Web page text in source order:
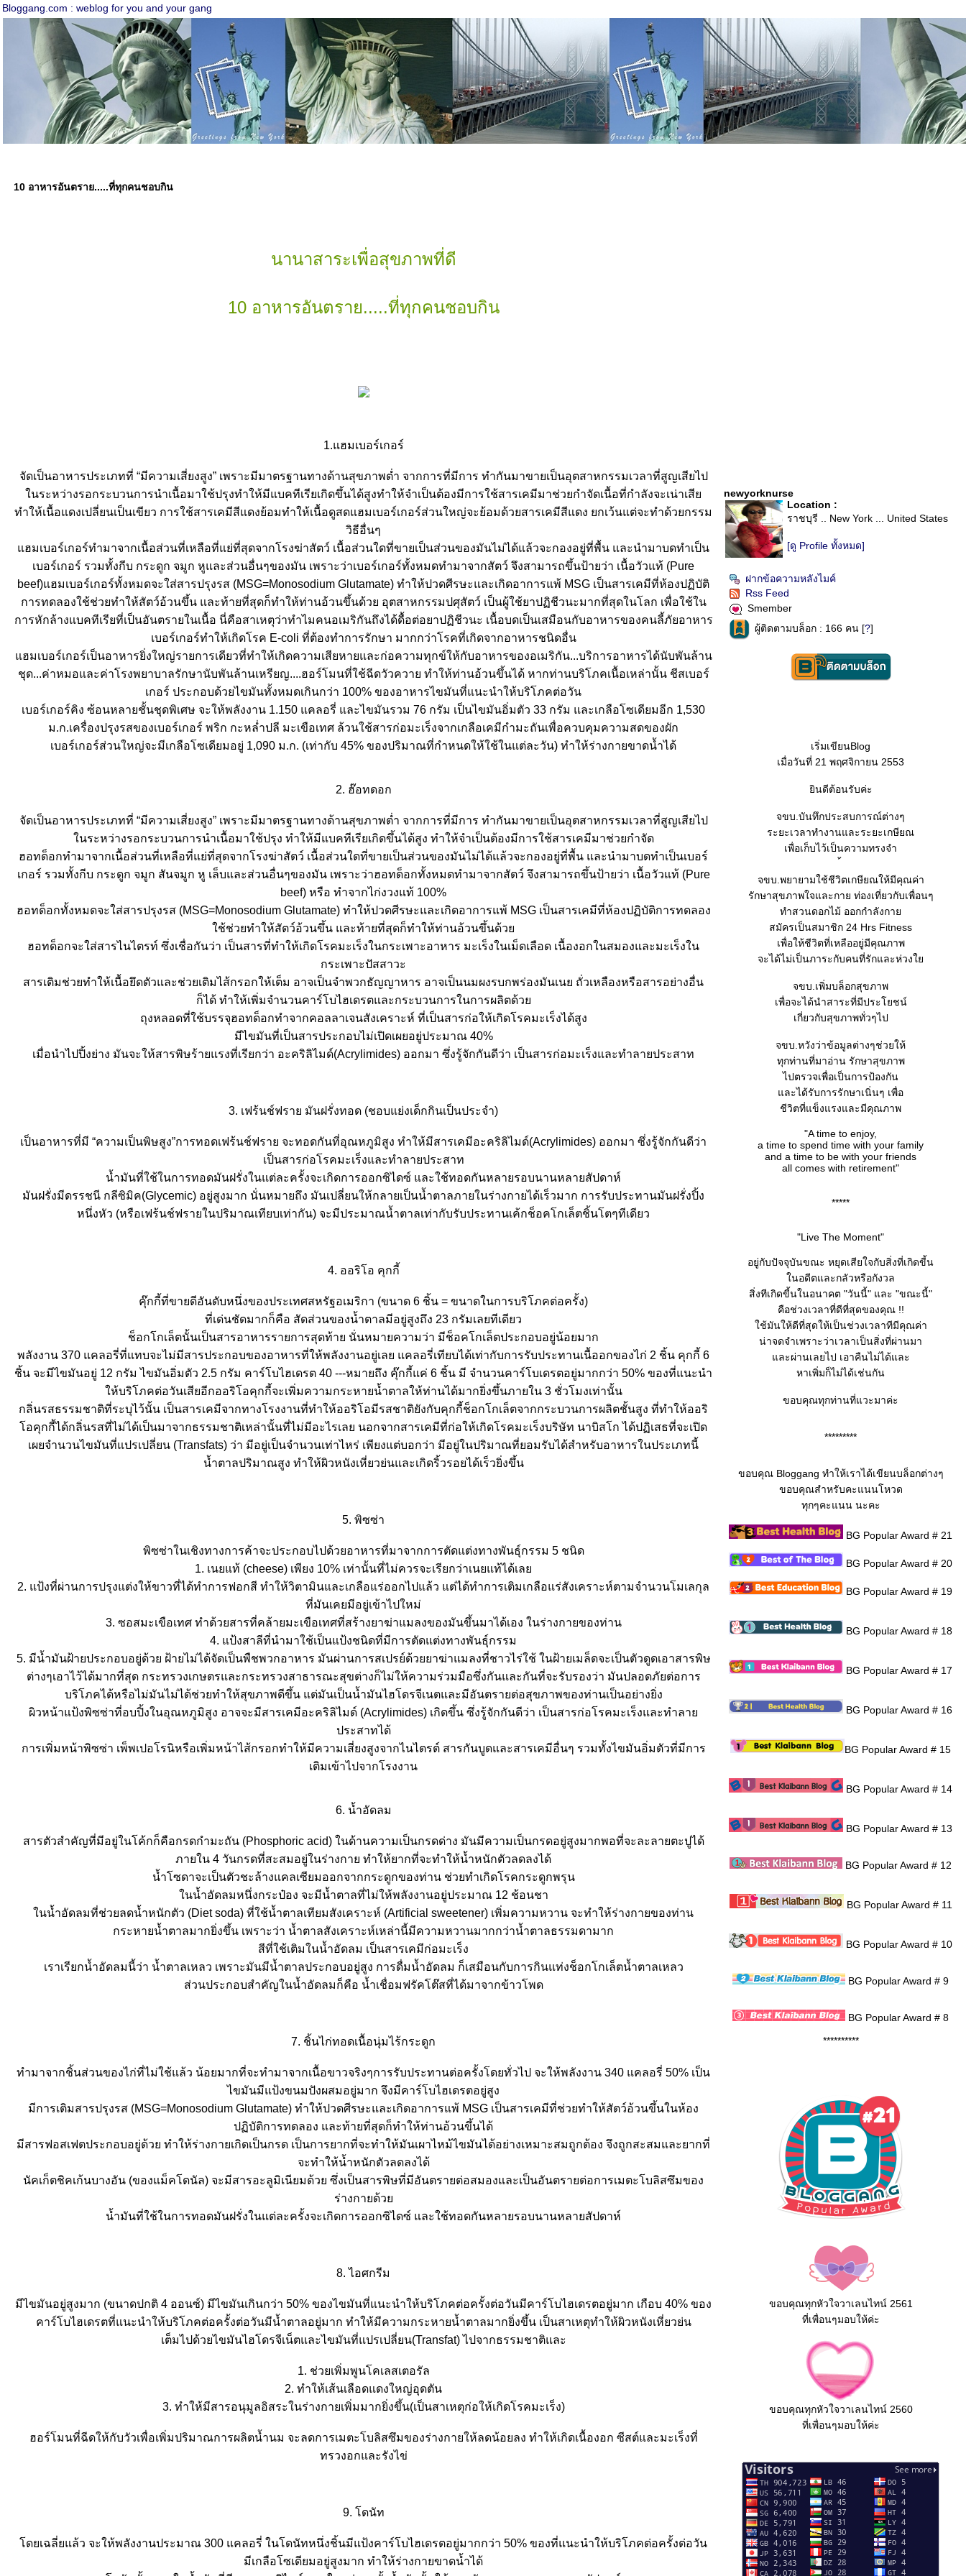
Bloggang.com : weblog for you and your gang
10 อาหารอันตราย.....ที่ทุกคนชอบกิน
นานาสาระเพื่อสุขภาพที่ดี
10 อาหารอันตราย.....ที่ทุกคนชอบกิน
1.แฮมเบอร์เกอร์
จัดเป็นอาหารประเภทที่ “มีความเสี่ยงสูง” เพราะมีมาตรฐานทางด้านสุขภาพต่ำ จากการที่มีการ ทำกันมาขายเป็นอุตสาหกรรมเวลาที่สูญเสียไป
นระหว่างรอกระบวนการนำเนื้อมาใช้ปรุงทำให้มีแบคทีเรียเกิดขึ้นได้สูงทำให้จำเป็นต้องมีการใช้สารเคมีมาช่วยกำจัดเนื้อที่กำลังจะเน่าเสี
ทำให้เนื้อแดงเปลี่ยนเป็นเขียว การใช้สารเคมีสีแดงย้อมทำให้เนื้อดูสดแฮมเบอร์เกอร์ส่วนใหญ่จะย้อมด้วยสารเคมีสีแดง ยกเว้นแต่จะทำด้วยกรรม
วิธีอื่นๆ
ฮมเบอร์เกอร์ทำมาจากเนื้อส่วนที่เหลือที่แย่ที่สุดจากโรงฆ่าสัตว์ เนื้อส่วนใดที่ขายเป็นส่วนของมันไม่ได้แล้วจะกองอยู่ที่พื้น และนำมาบดทำเป็น
เบอร์เกอร์ รวมทั้งกีบ กระดูก จมูก หูและส่วนอื่นๆของมัน เพราะว่าเบอร์เกอร์ทั้งหมดทำมาจากสัตว์ จึงสามารถขึ้นป้ายว่า เนื้อวัวแท้ (Pure
beef)แฮมเบอร์เกอร์ทั้งหมดจะใส่สารปรุงรส (MSG=Monosodium Glutamate) ทำให้ปวดศีรษะและเกิดอาการแพ้ MSG เป็นสารเคมีที่ห้องปฏิบัติ
การทดลองใช้ช่วยทำให้สัตว์อ้วนขึ้น และท้ายที่สุดก็ทำให้ท่านอ้วนขึ้นด้วย อุตสาหกรรมปศุสัตว์ เป็นผู้ใช้ยาปฏิชีวนะมากที่สุดในโลก เพื่อใช้ใน
การหักล้างแบคทีเรียที่เป็นอันตรายในเนื้อ นี่คือสาเหตุว่าทำไมคนอเมริกันถึงได้ดื้อต่อยาปฏิชีวนะ เนื้อบดเป็นเสมือนกับอาหารของคนลี้ภัยอาหาร
เบอร์เกอร์ทำให้เกิดโรค E-coli ที่ต้องทำการรักษา มากกว่าโรคที่เกิดจากอาหารชนิดอื่น
ฮมเบอร์เกอร์เป็นอาหารยิ่งใหญ่รายการเดียวที่ทำให้เกิดความเสียหายและก่อความทุกข์ให้กับอาหารของอเมริกัน...บริการอาหารได้นับพันล้าน
ชุด...ค่าหมอและค่าโรงพยาบาลรักษานับพันล้านเหรียญ....ฮอร์โมนที่ใช้ฉีดวัวควาย ทำให้ท่านอ้วนขึ้นได้ หากท่านบริโภคเนื้อเหล่านั้น ชีสเบอร์
เกอร์ ประกอบด้วยไขมันทั้งหมดเกินกว่า 100% ของอาหารไขมันที่แนะนำให้บริโภคต่อวัน
เบอร์เกอร์คิง ซ้อนหลายชั้นชุดพิเศษ จะให้พลังงาน 1.150 แคลอรี่ และไขมันรวม 76 กรัม เป็นไขมันอิ่มตัว 33 กรัม และเกลือโซเดียมอีก 1,530
ม.ก.เครื่องปรุงรสของเบอร์เกอร์ พริก กะหล่ำปลี มะเขือเทศ ล้วนใช้สารก่อมะเร็งจากเกลือเคมีกำมะถันเพื่อควบคุมความสดของผัก
เบอร์เกอร์ส่วนใหญ่จะมีเกลือโซเดียมอยู่ 1,090 ม.ก. (เท่ากับ 45% ของปริมาณที่กำหนดให้ใช้ในแต่ละวัน) ทำให้ร่างกายขาดน้ำได้
2. ฮ๊อทดอก
จัดเป็นอาหารประเภทที่ “มีความเสี่ยงสูง” เพราะมีมาตรฐานทางด้านสุขภาพต่ำ จากการที่มีการ ทำกันมาขายเป็นอุตสาหกรรมเวลาที่สูญเสียไป
นระหว่างรอกระบวนการนำเนื้อมาใช้ปรุง ทำให้มีแบคทีเรียเกิดขึ้นได้สูง ทำให้จำเป็นต้องมีการใช้สารเคมีมาช่วยกำจัด
ฮอทด็อกทำมาจากเนื้อส่วนที่เหลือที่แย่ที่สุดจากโรงฆ่าสัตว์ เนื้อส่วนใดที่ขายเป็นส่วนของมันไม่ได้แล้วจะกองอยู่ที่พื้น และนำมาบดทำเป็นเบอร์
เกอร์ รวมทั้งกีบ กระดูก จมูก สันจมูก หู เล็บและส่วนอื่นๆของมัน เพราะว่าฮอทด็อกทั้งหมดทำมาจากสัตว์ จึงสามารถขึ้นป้ายว่า เนื้อวัวแท้ (Pure
beef) หรือ ทำจากไก่งวงแท้ 100%
ฮอทด็อกทั้งหมดจะใส่สารปรุงรส (MSG=Monosodium Glutamate) ทำให้ปวดศีรษะและเกิดอาการแพ้ MSG เป็นสารเคมีที่ห้องปฏิบัติการทดลอง
ช้ช่วยทำให้สัตว์อ้วนขึ้น และท้ายที่สุดก็ทำให้ท่านอ้วนขึ้นด้ว
ฮอทด็อกจะใส่สารไนไตรท์ ซึ่งเชื่อกันว่า เป็นสารที่ทำให้เกิดโรคมะเร็งในกระเพาะอาหาร มะเร็งในเม็ดเลือด เนื้องอกในสมองและมะเร็งใน
กระเพาะปัสสาวะ
สารเติมช่วยทำให้เนื้อยึดตัวและช่วยเติมไส้กรอกให้เต็ม อาจเป็นจำพวกธัญญาหาร อาจเป็นนมผงรบกพร่องมันเนย ถั่วเหลืองหรือสารอย่างอื่น
ก็ได้ ทำให้เพิ่มจำนวนคาร์โบไฮเดรตและกระบวนการในการผลิตด้ว
ถุงหลอดที่ใช้บรรจุฮอทด็อกทำจากคอลลาเจนสังเคราะห์ ที่เป็นสารก่อให้เกิดโรคมะเร็งได้สูง
มีไขมันที่เป็นสารประกอบไม่เปิดเผยอยู่ประมาณ 40%
เมื่อนำไปปิ้งย่าง มันจะให้สารพิษร้ายแรงที่เรียกว่า อะคริลิไมด์(Acrylimides) ออกมา ซึ่งรู้จักกันดีว่า เป็นสารก่อมะเร็งและทำลายประสาท
3. เฟร้นช์ฟราย มันฝรั่งทอด (ชอบแย่งเด็กกินเป็นประจำ)
เป็นอาหารที่มี “ความเป็นพิษสูง”การทอดเฟร้นช์ฟราย จะทอดกันที่อุณหภูมิสูง ทำให้มีสารเคมีอะคริลิไมด์(Acrylimides) ออกมา ซึ่งรู้จักกันดีว่า
เป็นสารก่อโรคมะเร็งและทำลายประสาท
น้ำมันที่ใช้ในการทอดมันฝรั่งในแต่ละครั้งจะเกิดการออกซิไดซ์ และใช้ทอดกันหลายรอบนานหลายสัปดาห์
มันฝรั่งมีดรรชนี กลีซิมิค(Glycemic) อยู่สูงมาก นั่นหมายถึง มันเปลี่ยนให้กลายเป็นน้ำตาลภายในร่างกายได้เร็วมาก การรับประทานมันฝรั่งปิ้ง
หนึ่งหัว (หรือเฟร้นช์ฟรายในปริมาณเทียบเท่ากัน) จะมีประมาณน้ำตาลเท่ากับรับประทานเค้กช็อคโกเล็ตชิ้นโตๆทีเดียว
4. ออริโอ คุกกี้
คุ๊กกี้ที่ขายดีอันดับหนึ่งของประเทศสหรัฐอเมริกา (ขนาด 6 ชิ้น = ขนาดในการบริโภคต่อครั้ง)
ที่เด่นชัดมากก็คือ สัดส่วนของน้ำตาลมีอยู่สูงถึง 23 กรัมเลยทีเดียว
ช็อกโกเล็ตนั้นเป็นสารอาหารรายการสุดท้าย นั่นหมายความว่า มีช็อคโกเล็ตประกอบอยู่น้อยมาก
พลังงาน 370 แคลอรี่ที่แทบจะไม่มีสารประกอบของอาหารที่ให้พลังงานอยู่เลย แคลอรี่เทียบได้เท่ากับการรับประทานเนื้ออกของไก่ 2 ชิ้น คุกกี้ 6
ชิ้น จะมีไขมันอยู่ 12 กรัม ไขมันอิ่มตัว 2.5 กรัม คาร์โบไฮเดรต 40 ---หมายถึง คุ๊กกี้แค่ 6 ชิ้น มี จำนวนคาร์โบเดรตอยู่มากกว่า 50% ของที่แนะนำ
ห้บริโภคต่อวันเสียอีกออริโอคุกกี้จะเพิ่มความกระหายน้ำตาลให้ท่านได้มากยิ่งขึ้นภายใน 3 ชั่วโมงเท่านั้น
กลิ่นรสธรรมชาติที่ระบุไว้นั้น เป็นสารเคมีจากทางโรงงานที่ทำให้ออริโอมีรสชาติยังกับคุกกี้ช็อกโกเล็ตจากกระบวนการผลิตชั้นสูง ที่ทำให้ออริ
อคุกกี้ได้กลิ่นรสที่ไม่ได้เป็นมาจากธรรมชาติเหล่านั้นที่ไม่มีอะไรเลย นอกจากสารเคมีที่ก่อให้เกิดโรคมะเร็งบริษัท นาบิสโก ได้ปฏิเสธที่จะเปิด
เผยจำนวนไขมันที่แปรเปลี่ยน (Transfats) ว่า มีอยู่เป็นจำนวนเท่าไหร่ เพียงแต่บอกว่า มีอยู่ในปริมาณที่ยอมรับได้สำหรับอาหารในประเภทนี้
น้ำตาลปริมาณสูง ทำให้ผิวหนังเหี่ยวย่นและเกิดริ้วรอยได้เร็วยิ่งขึ้น
5. พิซซ่า
พิซซ่าในเชิงทางการค้าจะประกอบไปด้วยอาหารที่มาจากการตัดแต่งทางพันธุ์กรรม 5 ชนิด
1. เนยแท้ (cheese) เพียง 10% เท่านั้นที่ไม่ควรจะเรียกว่าเนยแท้ได้เล
2. แป้งที่ผ่านการปรุงแต่งให้ขาวที่ได้ทำการฟอกสี ทำให้วิตามินและเกลือแร่ออกไปแล้ว แต่ได้ทำการเติมเกลือแร่สังเคราะห์ตามจำนวนโมเลกุล
ที่มันเคยมีอยู่เข้าไปใหม่
3. ซอสมะเขือเทศ ทำด้วยสารที่คล้ายมะเขือเทศที่สร้างยาฆ่าแมลงของมันขึ้นมาได้เอง ในร่างกายของท่าน
4. แป้งสาลีที่นำมาใช้เป็นแป้งชนิดที่มีการตัดแต่งทางพันธุ์กรรม
5. มีน้ำมันฝ้ายประกอบอยู่ด้วย ฝ้ายไม่ได้จัดเป็นพืชพวกอาหาร มันผ่านการสเปรย์ด้วยยาฆ่าแมลงที่ชาวไร่ใช้ ในฝ้ายเมล็ดจะเป็นตัวดูดเอาสารพิษ
ต่างๆเอาไว้ได้มากที่สุด กระทรวงเกษตรและกระทรวงสาธารณะสุขต่างก็ไม่ให้ความร่วมมือซึ่งกันและกันที่จะรับรองว่า มันปลอดภัยต่อการ
บริโภคได้หรือไม่มันไม่ได้ช่วยทำให้สุขภาพดีขึ้น แต่มันเป็นน้ำมันไฮโดรจีเนตและมีอันตรายต่อสุขภาพของท่านเป็นอย่างยิ่ง
ผิวหน้าแป้งพิซซ่าที่อบปิ้งในอุณหภูมิสูง อาจจะมีสารเคมีอะคริลิไมด์ (Acrylimides) เกิดขึ้น ซึ่งรู้จักกันดีว่า เป็นสารก่อโรคมะเร็งและทำลา
ประสาทได้
การเพิ่มหน้าพิซซ่า เพ็พเปอโรนิหรือเพิ่มหน้าไส้กรอกทำให้มีความเสี่ยงสูงจากไนไตรต์ สารกันบูดและสารเคมีอื่นๆ รวมทั้งไขมันอิ่มตัวที่มีการ
เติมเข้าไปจากโรงงาน
6. น้ำอัดลม
สารตัวสำคัญที่มีอยู่ในโค้กก็คือกรดกำมะถัน (Phosphoric acid) ในด้านความเป็นกรดด่าง มันมีความเป็นกรดอยู่สูงมากพอที่จะละลายตะปูได้
ภายใน 4 วันกรดที่สะสมอยู่ในร่างกาย ทำให้ยากที่จะทำให้น้ำหนักตัวลดลงได้
น้ำโซดาจะเป็นตัวชะล้างแคลเซียมออกจากกระดูกของท่าน ช่วยทำเกิดโรคกระดูกพรุน
นน้ำอัดลมหนึ่งกระป๋อง จะมีน้ำตาลที่ไม่ให้พลังงานอยู่ประมาณ 12 ช้อนชา
นน้ำอัดลมที่ช่วยลดน้ำหนักตัว (Diet soda) ที่ใช้น้ำตาลเทียมสังเคราะห์ (Artificial sweetener) เพิ่มความหวาน จะทำให้ร่างกายของท่าน
กระหายน้ำตาลมากยิ่งขึ้น เพราะว่า น้ำตาลสังเคราะห์เหล่านี้มีความหวานมากกว่าน้ำตาลธรรมดามาก
สีที่ใช้เติมในน้ำอัดลม เป็นสารเคมีก่อมะเร็ง
เราเรียกน้ำอัดลมนี้ว่า น้ำตาลเหลว เพราะมันมีน้ำตาลประกอบอยู่สูง การดื่มน้ำอัดลม ก็เสมือนกับการกินแท่งช็อกโกเล็ตน้ำตาลเหลว
ส่วนประกอบสำคัญในน้ำอัดลมก็คือ น้ำเชื่อมฟรัคโต๊สที่ได้มาจากข้าวโพด
7. ชิ้นไก่ทอดเนื้อนุ่มไร้กระดูก
ทำมาจากชิ้นส่วนของไก่ที่ไม่ใช้แล้ว น้อยมากที่จะทำมาจากเนื้อขาวจริงๆการรับประทานต่อครั้งโดยทั่วไป จะให้พลังงาน 340 แคลอรี่ 50% เป็น
ไขมันมีแป้งขนมปังผสมอยู่มาก จึงมีคาร์โบไฮเดรตอยู่สูง
มีการเติมสารปรุงรส (MSG=Monosodium Glutamate) ทำให้ปวดศีรษะและเกิดอาการแพ้ MSG เป็นสารเคมีที่ช่วยทำให้สัตว์อ้วนขึ้นในห้อง
ปฏิบัติการทดลอง และท้ายที่สุดก็ทำให้ท่านอ้วนขึ้นได้
มีสารฟอสเฟตประกอบอยู่ด้วย ทำให้ร่างกายเกิดเป็นกรด เป็นการยากที่จะทำให้มันเผาไหม้ไขมันได้อย่างเหมาะสมถูกต้อง จึงถูกสะสมและยากที่
จะทำให้น้ำหนักตัวลดลงได้
นัคเก็ตชิคเก้นบางอัน (ของแม็คโดนัล) จะมีสารอะลูมิเนียมด้วย ซึ่งเป็นสารพิษที่มีอันตรายต่อสมองและเป็นอันตรายต่อการเมตะโบลิสซึมของ
ร่างกายด้ว
น้ำมันที่ใช้ในการทอดมันฝรั่งในแต่ละครั้งจะเกิดการออกซิไดซ์ และใช้ทอดกันหลายรอบนานหลายสัปดาห์
8. ไอศกรีม
มีไขมันอยู่สูงมาก (ขนาดปกติ 4 ออนซ์) มีไขมันเกินกว่า 50% ของไขมันที่แนะนำให้บริโภคต่อครั้งต่อวันมีคาร์โบไฮเดรตอยู่มาก เกือบ 40% ของ
คาร์โบไฮเดรตที่แนะนำให้บริโภคต่อครั้งต่อวันมีน้ำตาลอยู่มาก ทำให้มีความกระหายน้ำตาลมากยิ่งขึ้น เป็นสาเหตุทำให้ผิวหนังเหี่ยวย่น
เต็มไปด้วยไขมันไฮโดรจีเน็ตและไขมันที่แปรเปลี่ยน(Transfat) ไปจากธรรมชาติและ
1. ช่วยเพิ่มพูนโคเลสเตอรัล
2. ทำให้เส้นเลือดแดงใหญ่อุดตัน
3. ทำให้มีสารอนุมูลอิสระในร่างกายเพิ่มมากยิ่งขึ้น(เป็นสาเหตุก่อให้เกิดโรคมะเร็ง)
ฮอร์โมนที่ฉีดให้กับวัวเพื่อเพิ่มปริมาณการผลิตน้ำนม จะลดการเมตะโบลิสซึมของร่างกายให้ลดน้อยลง ทำให้เกิดเนื้องอก ซีสต์และมะเร็งที่
ทรวงอกและรังไข่
9. โดนัท
ดยเฉลี่ยแล้ว จะให้พลังงานประมาณ 300 แคลอรี่ ในโดนัทหนึ่งชิ้นมีแป้งคาร์โบไฮเดรตอยู่มากกว่า 50% ของที่แนะนำให้บริโภคต่อครั้งต่อวัน
มีเกลือโซเดียมอยู่สูงมาก ทำให้ร่างกายขาดน้ำได้
newyorknurse
Location :
ราชบุรี .. New York ... United States
[ดู Profile ทั้งหมด]
ฝากข้อความหลังไมค์
Rss Feed
Smember
ผู้ติดตามบล็อก : 166 คน [?]
เริ่มเขียนBlog
เมื่อวันที่ 21 พฤศจิกายน 2553
ินดีต้อนรับค่ะ
จขบ.บันทึกประสบการณ์ต่างๆ
ระยะเวลาทำงานและระยะเกษียณ
เพื่อเก็บไว้เป็นความทรงจำ
จขบ.พยายามใช้ชีวิตเกษียณให้มีคุณค่า
รักษาสุขภาพใจและกาย ท่องเที่ยวกับเพื่อนๆ
ทำสวนดอกไม้ ออกกำลังกา
สมัครเป็นสมาชิก 24 Hrs Fitness
เพื่อให้ชีวิตที่เหลืออยู่มีคุณภาพ
จะได้ไม่เป็นภาระกับคนที่รักและห่วง
จขบ.เพิ่มบล็อกสุขภาพ
เพื่อจะได้นำสาระที่มีประโยชน์
เกี่ยวกับสุขภาพทั่วๆไป
จขบ.หวังว่าข้อมูลต่างๆช่วยให้
ทุกท่านที่มาอ่าน รักษาสุขภาพ
ไปตรวจเพื่อเป็นการป้องกัน
ละได้รับการรักษาเนิ่นๆ เพื่อ
ชีวิตที่แข็งแรงและมีคุณภาพ
"A time to enjoy,
a time to spend time with your family
and a time to be with your friends
all comes with retirement"
*****
"Live The Moment"
อยู่กับปัจจุบันขณะ หยุดเสียใจกับสิ่งที่เกิดขี้น
นอดีตและกลัวหรือกังวล
สิ่งทีเกิดขี้นในอนาคต "วันนี้" และ "ขณะนี้"
คือช่วงเวลาที่ดีที่สุดของคุณ !!
ช้มันให้ดีที่สุดให้เป็นช่วงเวลาทีมีคุณค่า
น่าจดจำเพราะว่าเวลาเป็นสิ่งที่ผ่านมา
ละผ่านเลยไป เอาคืนไม่ได้และ
หาเพิ่มก็ไม่ได้เช่นกัน
ขอบคุณทุกท่านที่แวะมาค่ะ
*********
ขอบคุณ Bloggang ทำให้เราได้เขียนบล็อกต่างๆ
ขอบคุณสำหรับคะแนนโหวด
ทุกๆคะแนน นะคะ
BG Popular Award # 21
BG Popular Award # 20
BG Popular Award # 19
BG Popular Award # 18
BG Popular Award # 17
BG Popular Award # 16
BG Popular Award # 15
BG Popular Award # 14
BG Popular Award # 13
BG Popular Award # 12
BG Popular Award # 11
BG Popular Award # 10
BG Popular Award # 9
BG Popular Award # 8
**********
ขอบคุณทุกหัวใจวาเลนไทน์ 2561
ที่เพื่อนๆมอบให้ค่ะ
ขอบคุณทุกหัวใจวาเลนไทน์ 2560
ที่เพื่อนๆมอบให้ค่ะ